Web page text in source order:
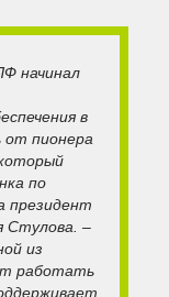
начинал
в
от пионера
по
президент
Стулова. –
из
работать